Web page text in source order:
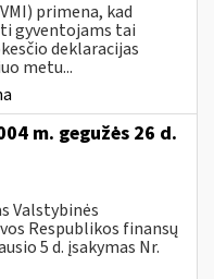
primena, kad
gyventojams tai
deklaracijas
metu...
m. gegužės 26 d.
Valstybinės
Respublikos finansų
5 d. įsakymas Nr.